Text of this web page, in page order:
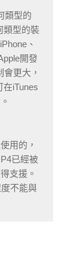
類型的
類型的裝
、
開發
更大，
iTunes
用的，
已經被
支援。
不能與